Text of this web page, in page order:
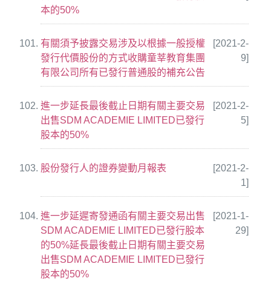
本的50%
有關須予披露交易涉及以根據一般授權
發行代價股份的方式收購童莘教育集團
有限公司所有已發行普通股的補充公告
[2021-2-
9]
進一步延長最後截止日期有關主要交易
出售SDM ACADEMIE LIMITED已發行
股本的50%
[2021-2-
5]
股份發行人的證券變動月報表
[2021-2-
1]
進一步延遲寄發通函有關主要交易出售
SDM ACADEMIE LIMITED已發行股本
的50%延長最後截止日期有關主要交易
出售SDM ACADEMIE LIMITED已發行
股本的50%
[2021-1-
29]